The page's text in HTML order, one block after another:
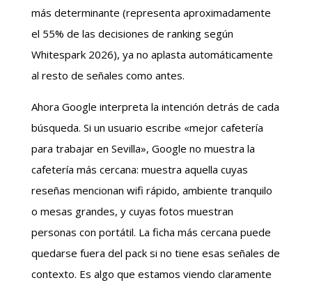
más determinante (representa aproximadamente
el 55% de las decisiones de ranking según
Whitespark 2026), ya no aplasta automáticamente
al resto de señales como antes.
Ahora Google interpreta la intención detrás de cada
búsqueda. Si un usuario escribe «mejor cafetería
para trabajar en Sevilla», Google no muestra la
cafetería más cercana: muestra aquella cuyas
reseñas mencionan wifi rápido, ambiente tranquilo
o mesas grandes, y cuyas fotos muestran
personas con portátil. La ficha más cercana puede
quedarse fuera del pack si no tiene esas señales de
contexto. Es algo que estamos viendo claramente